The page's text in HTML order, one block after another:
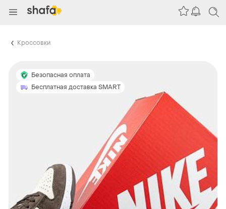
Кроссовки
Безопасная оплата
Бесплатная доставка SMART